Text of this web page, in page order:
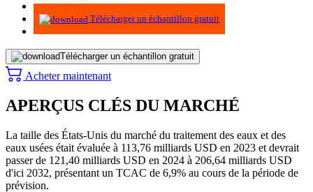
Infographie
Télécharger un échantillon gratuit
Télécharger un échantillon gratuit
Acheter maintenant
APERÇUS CLÉS DU MARCHÉ
La taille des États-Unis du marché du traitement des eaux et des
eaux usées était évaluée à 113,76 milliards USD en 2023 et devrait
passer de 121,40 milliards USD en 2024 à 206,64 milliards USD
d'ici 2032, présentant un TCAC de 6,9% au cours de la période de
prévision.